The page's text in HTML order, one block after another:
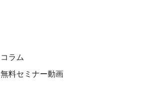
コラム
無料セミナー動画